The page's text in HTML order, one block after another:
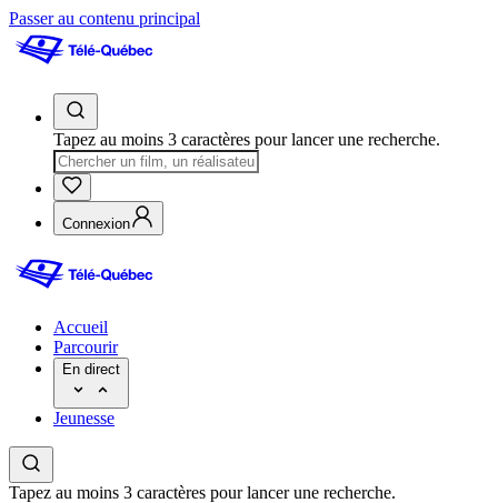
Passer au contenu principal
Tapez au moins 3 caractères pour lancer une recherche.
Connexion
Accueil
Parcourir
En direct
Jeunesse
Tapez au moins 3 caractères pour lancer une recherche.